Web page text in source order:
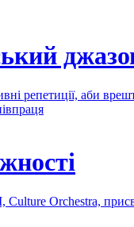
репетиції, аби
Orchestra,